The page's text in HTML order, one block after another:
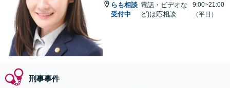
らも相談
受付中
電話・ビデオな
ど)は応相談
9:00~21:00
（平日）
刑事事件